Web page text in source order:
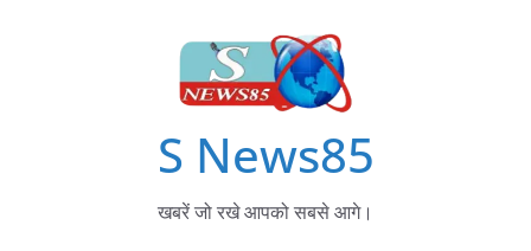
S News85
खबरें जो रखे आपको सबसे आगे।